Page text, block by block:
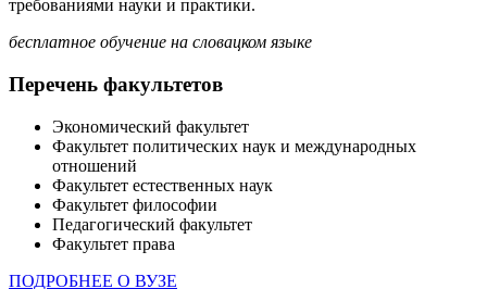
требованиями науки и практики.
бесплатное обучение на словацком языке
Перечень факультетов
Экономический факультет
Факультет политических наук и международных
отношений
Факультет естественных наук
Факультет философии
Педагогический факультет
Факультет права
ПОДРОБНЕЕ О ВУЗЕ